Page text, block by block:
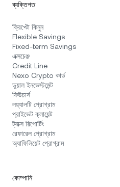
ব্যক্তিগত
ক্রিপ্টো কিনুন
Flexible Savings
Fixed-term Savings
এক্সচেঞ্জ
Credit Line
Nexo Crypto কার্ড
ডুয়াল ইনভেস্টমেন্ট
ফিউচার্স
লয়্যালটি প্রোগ্রাম
প্রাইভেট ক্লায়েন্ট
ট্যাক্স রিপোর্টিং
রেফারেল প্রোগ্রাম
অ্যাফিলিয়েট প্রোগ্রাম
কোম্পানি